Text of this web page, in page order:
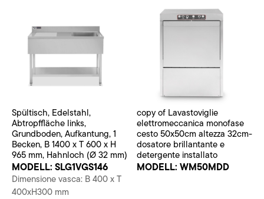
Spültisch, Edelstahl,
Abtropffläche links,
Grundboden, Aufkantung, 1
Becken, B 1400 x T 600 x H
965 mm, Hahnloch (Ø 32 mm)
MODELL: SLG1VGS146
Dimensione vasca: B 400 x T
400xH300 mm
copy of Lavastoviglie
elettromeccanica monofase
cesto 50x50cm altezza 32cm-
dosatore brillantante e
detergente installato
MODELL: WM50MDD